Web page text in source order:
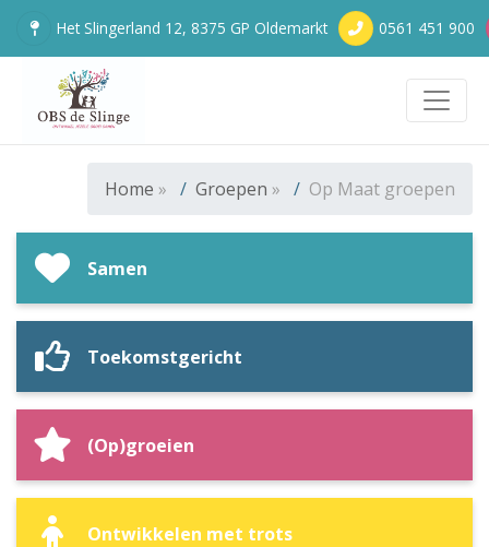
Het Slingerland 12, 8375 GP Oldemarkt 0561 451 900
Home » Groepen » Op Maat groepen
Samen
Toekomstgericht
(Op)groeien
Ontwikkelen met trots